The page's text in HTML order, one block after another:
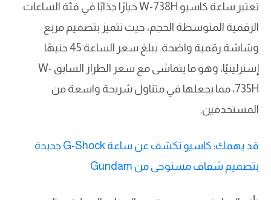
تعتبر ساعة كاسيو W-738H خيارًا جذابًا في فئة الساعات
الرقمية المتوسطة الحجم، حيث تتميز بتصميم مربع
وشاشة رقمية واضحة. يبلغ سعر الساعة 45 جنيهًا
إسترلينيًا، وهو ما يتماشى مع سعر الطراز السابق W-
735H، مما يجعلها في متناول شريحة واسعة من
المستخدمين.
قد يهمك: كاسيو تكشف عن ساعة G-Shock جديدة
بتصميم شفاف مستوحى من Gundam